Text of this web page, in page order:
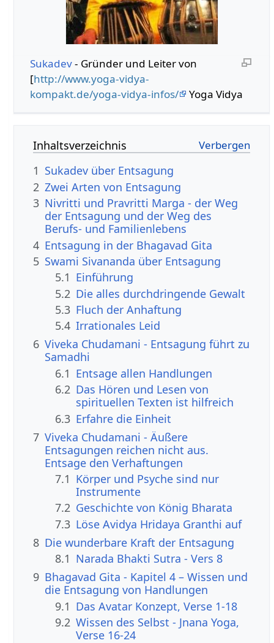
Sukadev- Gründer und Leiter von
[http://www.yoga-vidya-
kompakt.de/yoga-vidya-infos/
Yoga Vidya
Inhaltsverzeichnis
1 Sukadev über Entsagung
2 Zwei Arten von Entsagung
3 Nivritti und Pravritti Marga - der Weg
der Entsagung und der Weg des
Berufs- und Familienlebens
4 Entsagung in der Bhagavad Gita
5 Swami Sivananda über Entsagung
5.1 Einführung
5.2 Die alles durchdringende Gewalt
5.3 Fluch der Anhaftung
5.4 Irrationales Leid
6 Viveka Chudamani - Entsagung führt zu
Samadhi
6.1 Entsage allen Handlungen
6.2 Das Hören und Lesen von
spirituellen Texten ist hilfreich
6.3 Erfahre die Einheit
7 Viveka Chudamani - Äußere
Entsagungen reichen nicht aus.
Entsage den Verhaftungen
7.1 Körper und Psyche sind nur
Instrumente
7.2 Geschichte von König Bharata
7.3 Löse Avidya Hridaya Granthi auf
8 Die wunderbare Kraft der Entsagung
8.1 Narada Bhakti Sutra - Vers 8
9 Bhagavad Gita - Kapitel 4 – Wissen und
die Entsagung von Handlungen
9.1 Das Avatar Konzept, Verse 1-18
9.2 Wissen des Selbst - Jnana Yoga,
Verse 16-24